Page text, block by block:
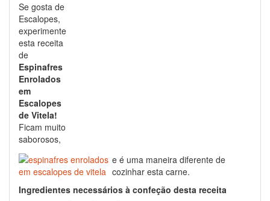
Se gosta de
Escalopes,
experimente
esta receita
de
Espinafres
Enrolados
em
Escalopes
de Vitela!
Ficam muito
saborosos,
e é uma maneira diferente de
cozinhar esta carne.
Ingredientes necessários à confeção desta receita